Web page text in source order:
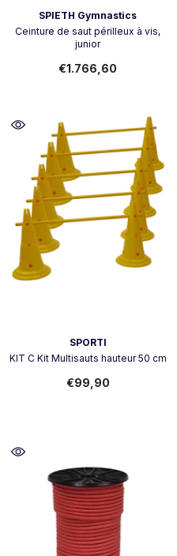
Vendeur:SPIETH Gymnastics
Ceinture de saut périlleux à vis,
junior
€1.766,60
SPORTI
KIT C Kit Multisauts hauteur 50 cm
€99,90